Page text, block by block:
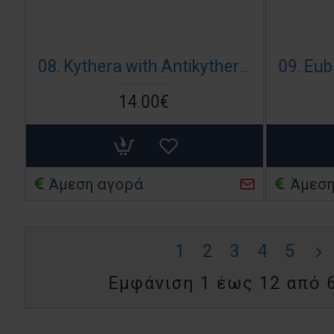
14.00€
Άμεση αγορά
1 2 3 4
5
Εμφάνιση 1 έως 12 από